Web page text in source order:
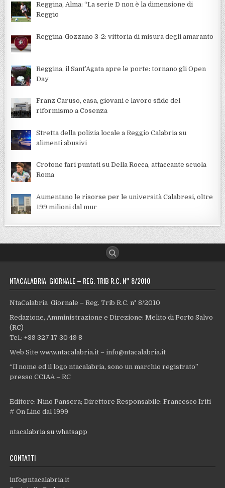
Reggina, Alma: “La serie D non è la dimensione di
Reggio
Reggina-Gozzano 3-2: vittoria di misura degli amaranto
Reggina, il Sant’Agata apre le porte: tornano gli Open
Day
Franz Caruso, casa, giovani e lavoro sfide del
riformismo a Cosenza
Stretta della polizia locale a Reggio Calabria su
alimenti abusivi
Crotone fari puntati su Della Rocca, attaccante scuola
Roma
Aumentano le risorse per le università Calabresi, oltre
199 milioni dal mur
NTACALABRIA GIORNALE – REG. TRIB R.C. N° 8/2010
NtaCalabria Giornale – Reg. Trib R.C. n° 8/2010
Redazione, Amministrazione e Direzione: Melito di Porto Salvo
(RC)
Tel.: +39 327 17 30 49 8
Web Site www.ntacalabria.it – info@ntacalabria.it
“Il nome ed il logo ntacalabria, sono un marchio registrato”
presso CCIAA – RC
Editore: Nino Pansera; Direttore Responsabile: Francesco Iriti
# On Line dal 1999
ntacalabria su whatsapp
CONTATTI
info@ntacalabria.it